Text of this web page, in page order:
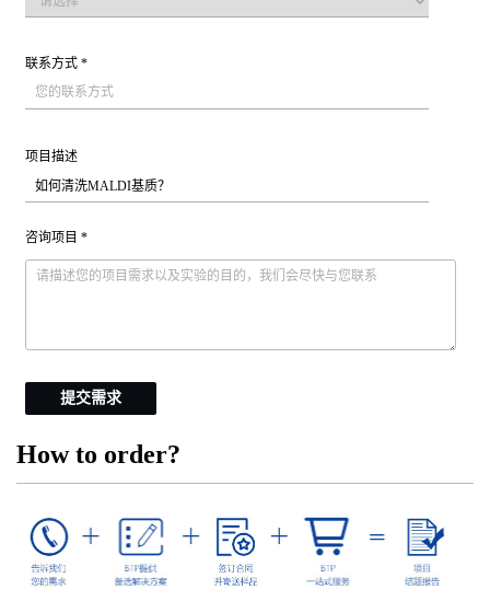
联系方式 *
项目描述
咨询项目 *
提交需求
How to order?